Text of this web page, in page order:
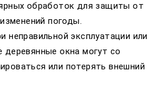
обработок для защиты от
погоды.
неправильной эксплуатации или
деревянные окна могут со
или потерять внешний